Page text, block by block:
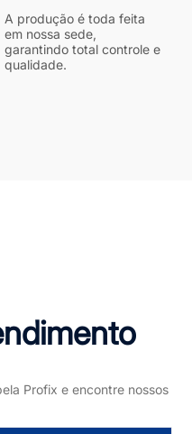
A produção é toda feita
em nossa sede,
garantindo total controle e
qualidade.
Profix e encontre nossos